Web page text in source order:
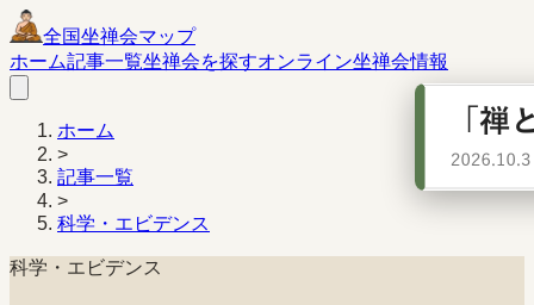
全国坐禅会マップ
ホーム記事一覧坐禅会を探すオンライン坐禅会情報
ホーム
>
記事一覧
>
科学・エビデンス
科学・エビデンス